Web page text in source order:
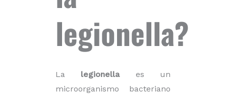
legionella?
La legionellaes un
microorganismo bacteriano